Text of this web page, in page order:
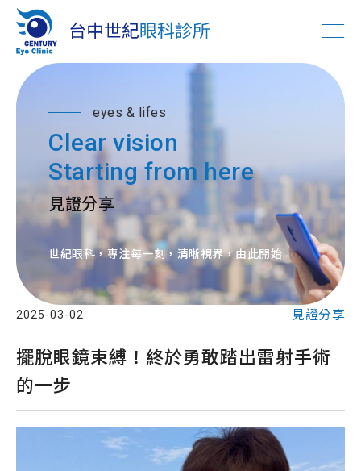
eyes & lifes
Clear vision
Starting from here
見證分享
世紀眼科，專注每一刻，清晰視界，由此開始
2025-03-02 見證分享
擺脫眼鏡束縛！終於勇敢踏出雷射手術
的一步